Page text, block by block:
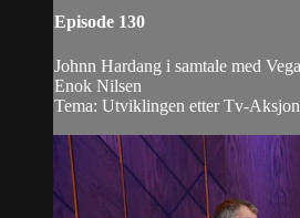
Episode 130
Johnn Hardang i samtale med
Enok Nilsen
Tema: Utviklingen etter Tv-Aksjon